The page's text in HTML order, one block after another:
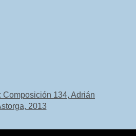
Composición 134, Adrián
2013